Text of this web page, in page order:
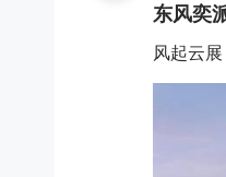
东风奕
风起云